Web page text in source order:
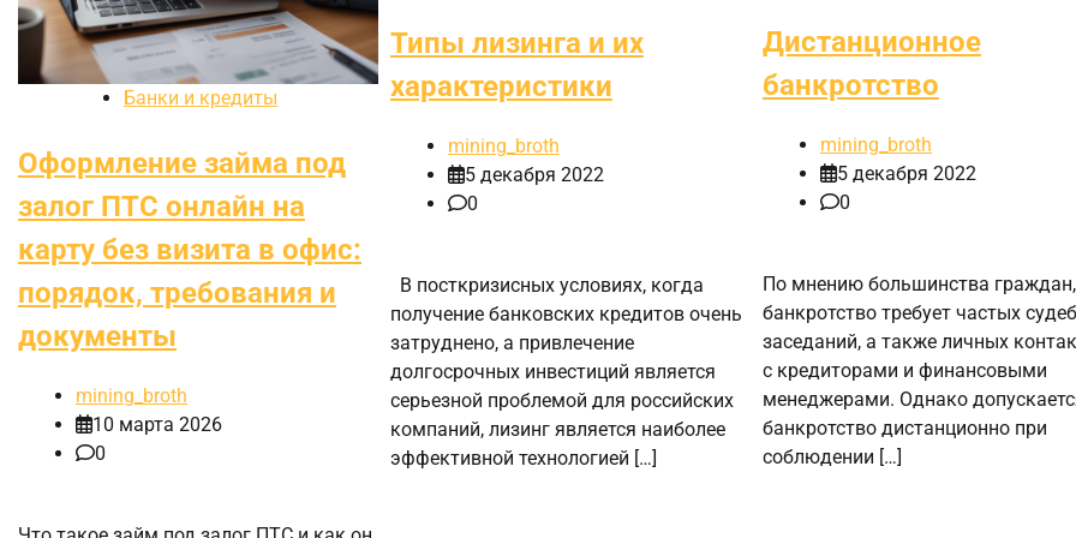
Банки и кредиты
Оформление займа под
залог ПТС онлайн на
карту без визита в офис:
порядок, требования и
документы
mining_broth
10 марта 2026
0
Типы лизинга и их
характеристики
mining_broth
5 декабря 2022
0
В посткризисных условиях, когда
получение банковских кредитов очень
затруднено, а привлечение
долгосрочных инвестиций является
серьезной проблемой для российских
компаний, лизинг является наиболее
эффективной технологией […]
Дистанционное
банкротство
mining_broth
5 декабря 2022
0
По мнению большинства граждан,
банкротство требует частых
заседаний, а также личных
с кредиторами и финансовыми
менеджерами. Однако
банкротство дистанционно при
соблюдении […]